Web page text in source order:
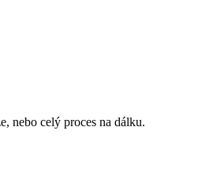
nebo celý proces na dálku.